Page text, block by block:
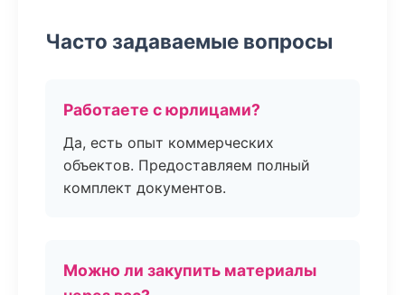
Часто задаваемые вопросы
Работаете с юрлицами?
Да, есть опыт коммерческих
объектов. Предоставляем полный
комплект документов.
Можно ли закупить материалы